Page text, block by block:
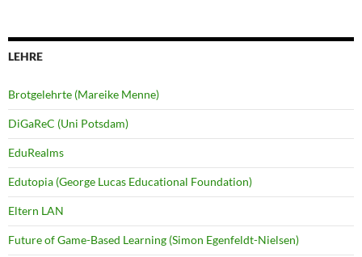
LEHRE
Brotgelehrte (Mareike Menne)
DiGaReC (Uni Potsdam)
EduRealms
Edutopia (George Lucas Educational Foundation)
Eltern LAN
Future of Game-Based Learning (Simon Egenfeldt-Nielsen)